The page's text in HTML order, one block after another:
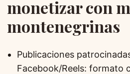
monetizar con
montenegrinas
Publicaciones
Facebook/Reels: formato